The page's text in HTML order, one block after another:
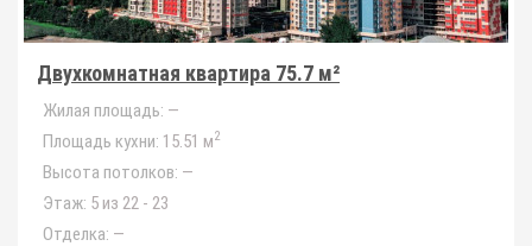
Двухкомнатная квартира 75.7 м²
Жилая площадь: —
Площадь кухни: 15.51 м2
Высота потолков: —
Этаж: 5 из 22 - 23
Отделка: —